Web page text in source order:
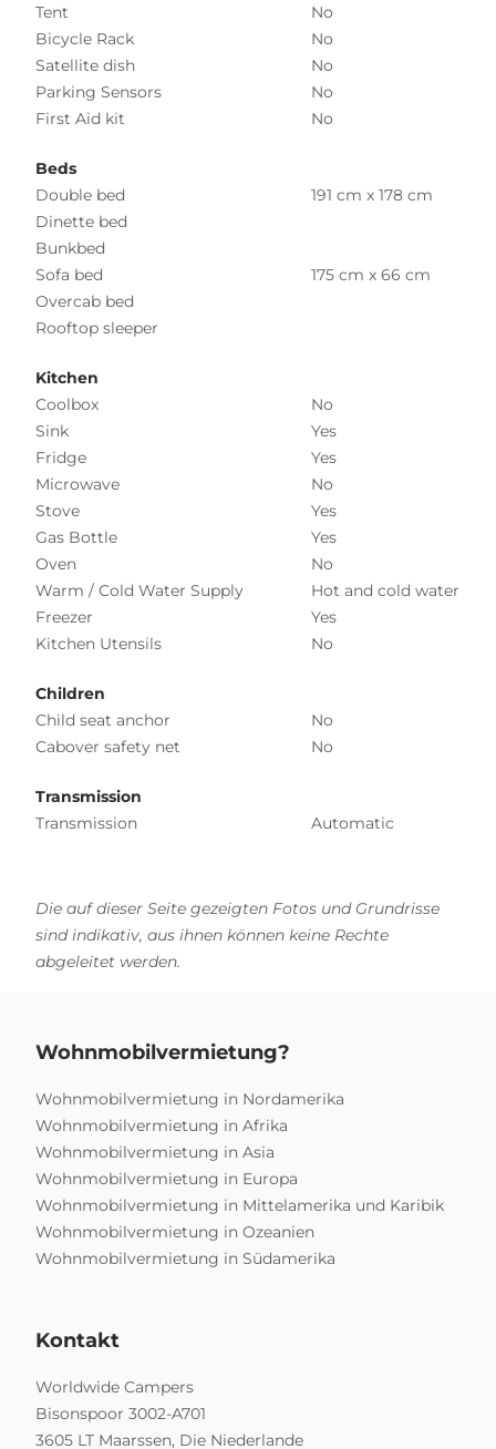
Tent
No
Bicycle Rack
No
Satellite dish
No
Parking Sensors
No
First Aid kit
No
Beds
Double bed
191 cm x 178 cm
Dinette bed
Bunkbed
Sofa bed
175 cm x 66 cm
Overcab bed
Rooftop sleeper
Kitchen
Coolbox
No
Sink
Yes
Fridge
Yes
Microwave
No
Stove
Yes
Gas Bottle
Yes
Oven
No
Warm / Cold Water Supply
Hot and cold water
Freezer
Yes
Kitchen Utensils
No
Children
Child seat anchor
No
Cabover safety net
No
Transmission
Transmission
Automatic
Die auf dieser Seite gezeigten Fotos und Grundrisse
sind indikativ, aus ihnen können keine Rechte
abgeleitet werden.
Wohnmobilvermietung?
Wohnmobilvermietung in Nordamerika
Wohnmobilvermietung in Afrika
Wohnmobilvermietung in Asia
Wohnmobilvermietung in Europa
Wohnmobilvermietung in Mittelamerika und Karibik
Wohnmobilvermietung in Ozeanien
Wohnmobilvermietung in Südamerika
Kontakt
Worldwide Campers
Bisonspoor 3002-A701
3605 LT Maarssen, Die Niederlande